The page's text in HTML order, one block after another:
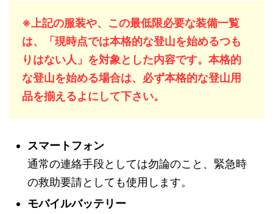
※上記の服装や、この最低限必要な装備一覧
は、「現時点では本格的な登山を始めるつも
りはない人」を対象とした内容です。本格的
な登山を始める場合は、必ず本格的な登山用
品を揃えるよにして下さい。
スマートフォン
通常の連絡手段としては勿論のこと、緊急時
の救助要請としても使用します。
モバイルバッテリー